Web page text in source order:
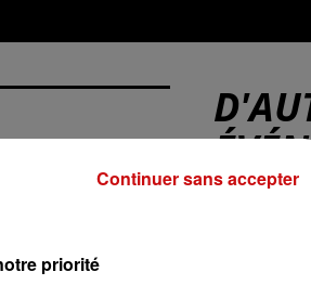
priorité
Continuer sans accepter